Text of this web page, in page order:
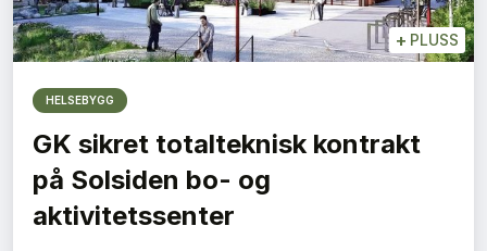
+ PLUSS
HELSEBYGG
GK sikret totalteknisk kontrakt
på Solsiden bo- og
aktivitetssenter